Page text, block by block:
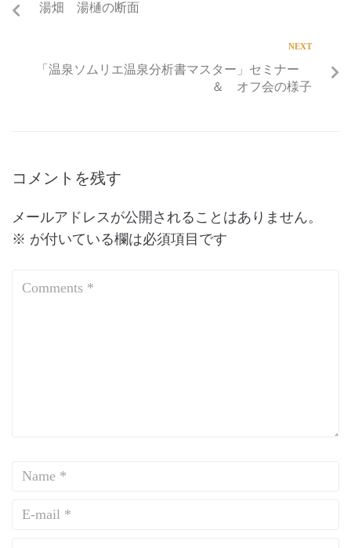
湯畑 湯樋の断面
NEXT
「温泉ソムリエ温泉分析書マスター」セミナー
＆ オフ会の様子
コメントを残す
メールアドレスが公開されることはありません。
※ が付いている欄は必須項目です